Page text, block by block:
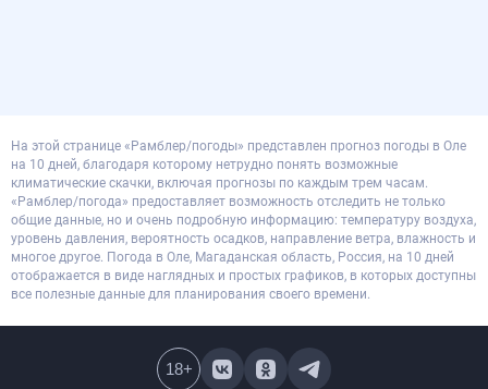
На этой странице «Рамблер/погоды» представлен прогноз погоды в Оле
на 10 дней, благодаря которому нетрудно понять возможные
климатические скачки, включая прогнозы по каждым трем часам.
«Рамблер/погода» предоставляет возможность отследить не только
общие данные, но и очень подробную информацию: температуру воздуха,
уровень давления, вероятность осадков, направление ветра, влажность и
многое другое. Погода в Оле, Магаданская область, Россия, на 10 дней
отображается в виде наглядных и простых графиков, в которых доступны
все полезные данные для планирования своего времени.
18+